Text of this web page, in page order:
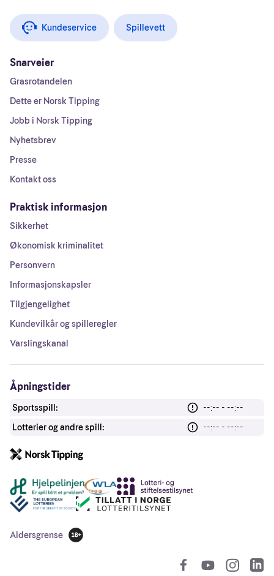
Kundeservice Spillevett
Snarveier
Grasrotandelen
Dette er Norsk Tipping
Jobb i Norsk Tipping
Nyhetsbrev
Presse
Kontakt oss
Praktisk informasjon
Sikkerhet
Økonomisk kriminalitet
Personvern
Informasjonskapsler
Tilgjengelighet
Kundevilkår og spilleregler
Varslingskanal
Åpningstider
Sportsspill:
--:-- - --:--
Lotterier og andre spill:
--:-- - --:--
Andre lenker
Aldersgrense
18 år